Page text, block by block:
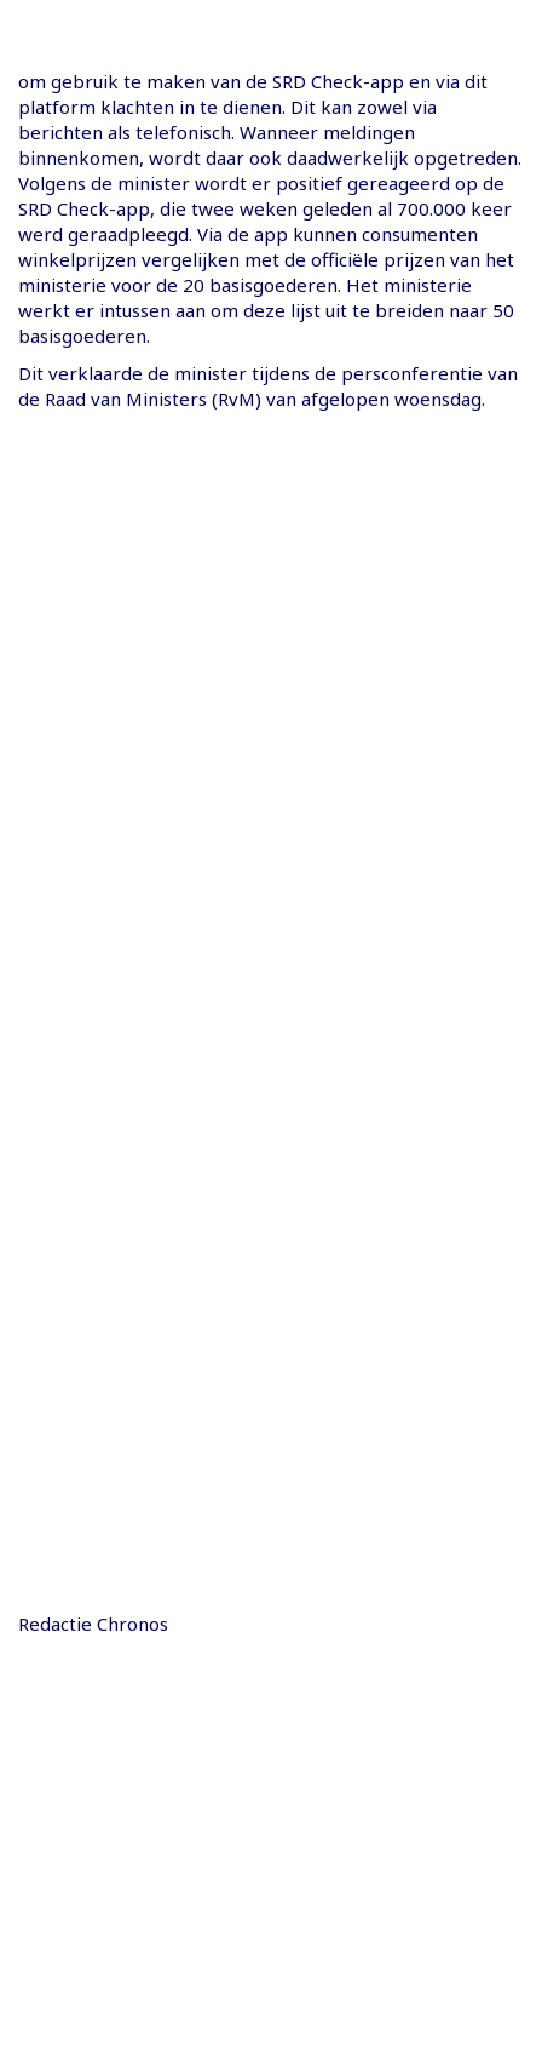
om gebruik te maken van de SRD Check-app en via dit
platform klachten in te dienen. Dit kan zowel via
berichten als telefonisch. Wanneer meldingen
binnenkomen, wordt daar ook daadwerkelijk opgetreden.
Volgens de minister wordt er positief gereageerd op de
SRD Check-app, die twee weken geleden al 700.000 keer
werd geraadpleegd. Via de app kunnen consumenten
winkelprijzen vergelijken met de officiële prijzen van het
ministerie voor de 20 basisgoederen. Het ministerie
werkt er intussen aan om deze lijst uit te breiden naar 50
basisgoederen.
Dit verklaarde de minister tijdens de persconferentie van
de Raad van Ministers (RvM) van afgelopen woensdag.
Redactie Chronos